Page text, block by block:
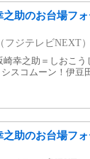
助のお台場フ
フジテレビNEXT
幸之助＝しおこ
スコムーン！伊豆
助のお台場フ